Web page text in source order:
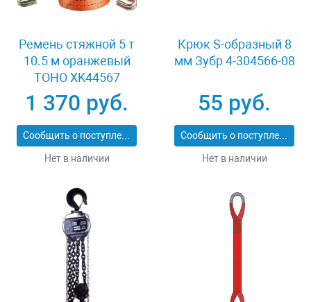
Ремень стяжной 5 т
10.5 м оранжевый
TOHO XK44567
1 370 руб.
Сообщить о поступлении
Нет в наличии
Крюк S-образный 8
мм Зубр 4-304566-08
55 руб.
Сообщить о поступлении
Нет в наличии